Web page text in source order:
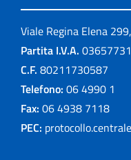
Viale Regina Elena
Partita I.V.A.
C.F. 80211730587
Telefono: 06 4990 1
Fax: 06 4938 7118
PEC: